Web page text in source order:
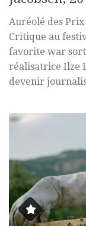
Auréolé des
Critique au
favorite war
réalisatrice Ilze
devenir